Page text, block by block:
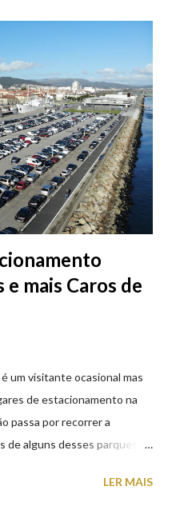
mais Caros de
um visitante ocasional mas
de estacionamento na
passa por recorrer a
de alguns desses parques de
(entenda-se por
LER MAIS